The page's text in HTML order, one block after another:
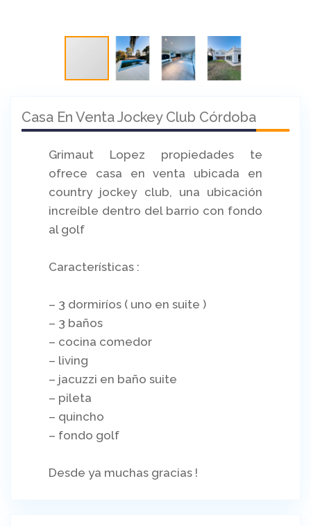
Casa En Venta Jockey Club Córdoba
Grimaut Lopez propiedades te
ofrece casa en venta ubicada en
country jockey club, una ubicación
increíble dentro del barrio con fondo
al golf
Características :
– 3 dormiríos ( uno en suite )
– 3 baños
– cocina comedor
– living
– jacuzzi en baño suite
– pileta
– quincho
– fondo golf
Desde ya muchas gracias !